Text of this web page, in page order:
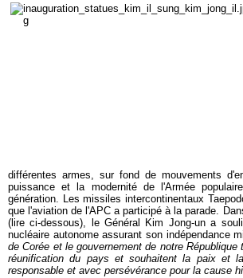
différentes armes, sur fond de mouvements
puissance et la modernité de l'Armée
génération. Les missiles intercontinentaux
que l'aviation de l'APC a participé à la parade.
(lire ci-dessous), le Général Kim Jong-un a
nucléaire autonome assurant son indépendance
de Corée et le gouvernement de notre
réunification du pays et souhaitent la paix et
responsable et avec persévérance pour la cause